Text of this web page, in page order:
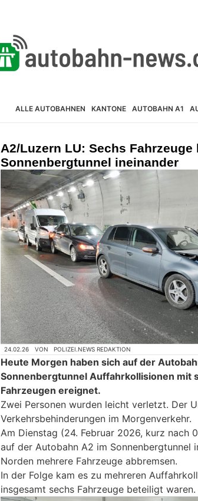
ALLE AUTOBAHNEN KANTONE AUTOBAHN A1
A2/Luzern LU: Sechs Fahrzeuge
Sonnenbergtunnel ineinander
24.02.26 VON POLIZEI.NEWS REDAKTION
Heute Morgen haben sich auf der
Sonnenbergtunnel Auffahrkollisionen mit
Fahrzeugen ereignet.
Zwei Personen wurden leicht verletzt. Der
Verkehrsbehinderungen im Morgenverkehr.
Am Dienstag (24. Februar 2026, kurz nach
auf der Autobahn A2 im Sonnenbergtunnel
Norden mehrere Fahrzeuge abbremsen.
In der Folge kam es zu mehreren
insgesamt sechs Fahrzeuge beteiligt waren.